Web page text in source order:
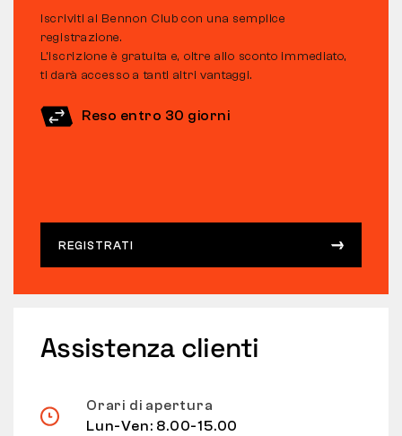
Iscriviti al Bennon Club con una semplice
registrazione.
L’iscrizione è gratuita e, oltre allo sconto immediato,
ti darà accesso a tanti altri vantaggi.
Reso entro 30 giorni
REGISTRATI
Assistenza clienti
Orari di apertura
Lun-Ven: 8.00-15.00